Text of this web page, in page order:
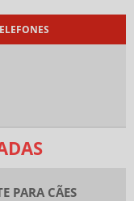
PARA CÃES